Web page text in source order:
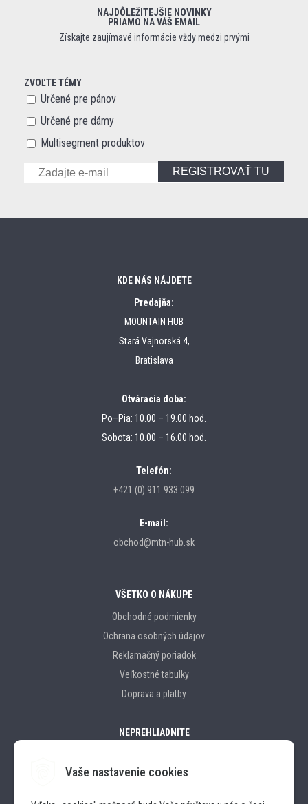
Vaše nastavenie cookies
NAJDÔLEŽITEJŠIE NOVINKY
PRIAMO NA VÁŠ EMAIL
Získajte zaujímavé informácie vždy medzi prvými
ZVOĽTE TÉMY
Určené pre pánov
Určené pre dámy
Multisegment produktov
REGISTROVAŤ TU
KDE NÁS NÁJDETE
Predajňa:
MOUNTAIN HUB
Stará Vajnorská 4,
Bratislava
Otváracia doba:
Po–Pia: 10.00 – 19.00 hod.
Sobota: 10.00 – 16.00 hod.
Telefón:
+421 (0) 911 933 099
E-mail:
obchod@mtn-hub.sk
VŠETKO O NÁKUPE
Obchodné podmienky
Ochrana osobných údajov
Reklamačný poriadok
Veľkostné tabulky
Doprava a platby
NEPREHLIADNITE